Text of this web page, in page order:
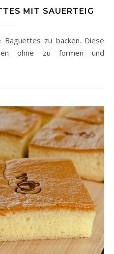
MIT SAUERTEIG
ohne zu formen und